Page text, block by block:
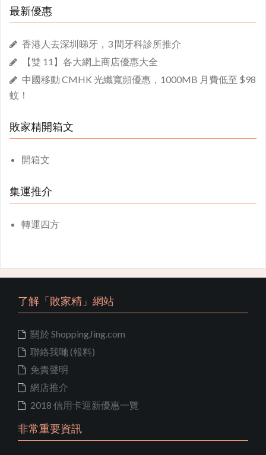
最新優惠
香港人去深圳睇牙，3 間牙科診所推介
【雙 11】各大網上商店優惠大全
中國移動 CMHK 光纖寬頻優惠，1000MB 月費低至 $98
蚊！
敗家精開箱文
開箱文
集運推介
轉運四方
了解「敗家精」網站
關於 ShoppingJing.com
聯絡我哋 (報料)
免責聲明
網店推介
2018 信用卡迎新優惠一覽
非常重要資訊